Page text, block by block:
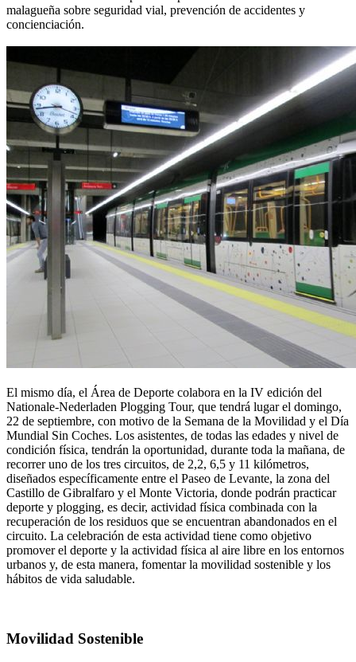
malagueña sobre seguridad vial, prevención de accidentes y
concienciación.
El mismo día, el Área de Deporte colabora en la IV edición del
Nationale-Nederladen Plogging Tour, que tendrá lugar el domingo,
22 de septiembre, con motivo de la Semana de la Movilidad y el Día
Mundial Sin Coches. Los asistentes, de todas las edades y nivel de
condición física, tendrán la oportunidad, durante toda la mañana, de
recorrer uno de los tres circuitos, de 2,2, 6,5 y 11 kilómetros,
diseñados específicamente entre el Paseo de Levante, la zona del
Castillo de Gibralfaro y el Monte Victoria, donde podrán practicar
deporte y plogging, es decir, actividad física combinada con la
recuperación de los residuos que se encuentran abandonados en el
circuito. La celebración de esta actividad tiene como objetivo
promover el deporte y la actividad física al aire libre en los entornos
urbanos y, de esta manera, fomentar la movilidad sostenible y los
hábitos de vida saludable.
Movilidad Sostenible